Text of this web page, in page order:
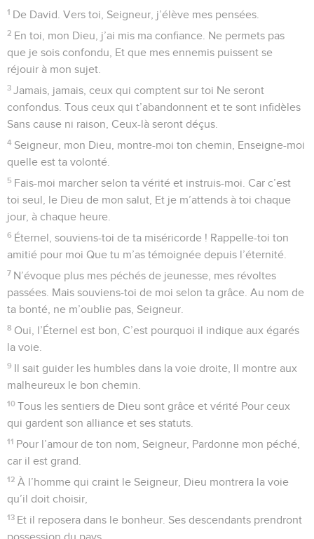
Oui, le bonheur et la grâce me suivront ma vie durant Et je
pourrai demeurer dans la maison du Seigneur Jusqu’à la fin
de mes jours.
© 2013 - 2010 BLF Editions
Fais-moi connaître ta volonté et pardonne
mes torts
1 Psaume de David. La terre et ses richesses sont le bien du
Seigneur. L’univers est à lui, avec ses habitants.
2 Il a fondé la terre sur les rives des mers. Il l’a consolidée au-
dessus des cours d’eaux.
3 Qui pourra accéder au mont de l’Éternel ? Qui pourra
habiter dans sa sainte demeure ?
4 L’innocent aux mains nettes et dont le cœur est pur, Qui
n’a pas l’âme encline au mal, aux vanités, Et qui ne jure pas
pour tromper son prochain.
5
Il aura l’avantage d’être béni par Dieu, D’être justifié par
l’Éternel qui sauve.
6 Seigneur, tel est le peuple de ceux qui te recherchent, Qui
veulent contempler ta face, ô Seigneur, Ô toi, Dieu de
Ô portails, ouvrez-vous, relevez vos frontons ! Ouvrez-vous